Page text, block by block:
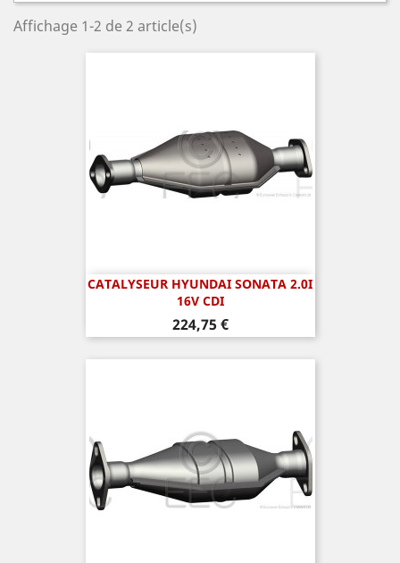
Affichage 1-2 de 2 article(s)
CATALYSEUR HYUNDAI SONATA 2.0I
16V CDI
Prix
224,75 €